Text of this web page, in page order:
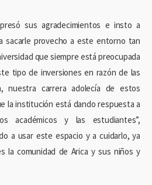
sus agradecimientos e insto a
sacarle provecho a este entorno tan
que siempre está preocupada
tipo de inversiones en razón de las
nuestra carrera adolecía de estos
la institución está dando respuesta a
académicos y las estudiantes”,
a usar este espacio y a cuidarlo, ya
la comunidad de Arica y sus niños y